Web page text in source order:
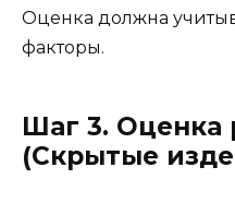
Оценка должна
факторы.
Шаг 3. Оценка
(Скрытые